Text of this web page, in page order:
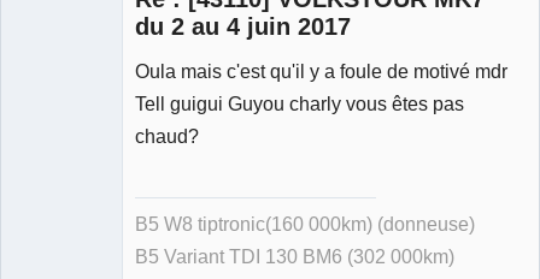
du 2 au 4 juin 2017
Oula mais c'est qu'il y a foule de motivé mdr
Tell guigui Guyou charly vous êtes pas
chaud?
B5 W8 tiptronic(160 000km) (donneuse)
B5 Variant TDI 130 BM6 (302 000km)